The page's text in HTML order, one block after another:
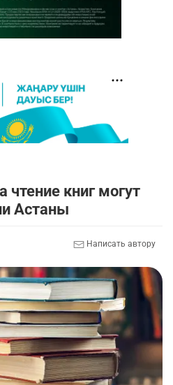
чтение книг могут
Астаны
Написать автору